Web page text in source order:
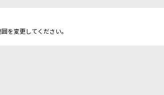
を変更してください。